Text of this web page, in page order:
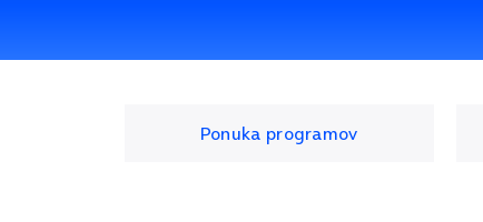
Ponuka programov